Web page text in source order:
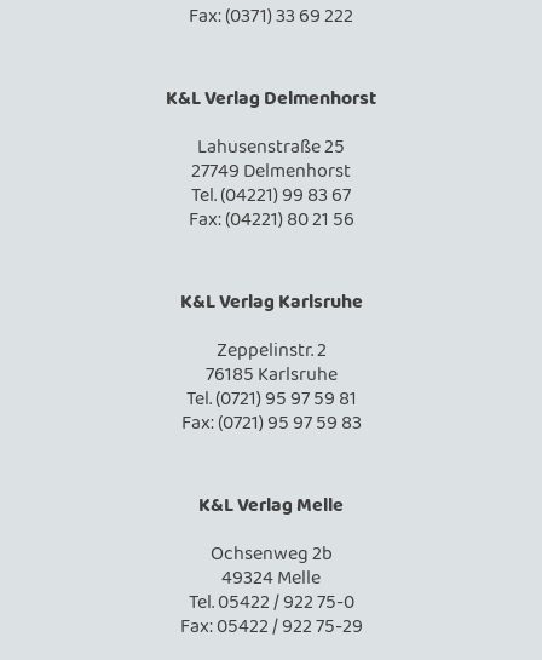
Fax: (0371) 33 69 222
K&L Verlag Delmenhorst
Lahusenstraße 25
27749 Delmenhorst
Tel. (04221) 99 83 67
Fax: (04221) 80 21 56
K&L Verlag Karlsruhe
Zeppelinstr. 2
76185 Karlsruhe
Tel. (0721) 95 97 59 81
Fax: (0721) 95 97 59 83
K&L Verlag Melle
Ochsenweg 2b
49324 Melle
Tel. 05422 / 922 75-0
Fax: 05422 / 922 75-29